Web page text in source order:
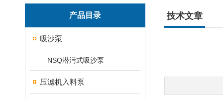
产品目录
吸沙泵
NSQ潜污式吸沙泵
压滤机入料泵
技术文章